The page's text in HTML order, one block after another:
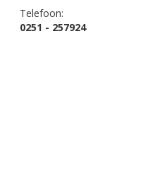
Telefoon:
0251 - 257924